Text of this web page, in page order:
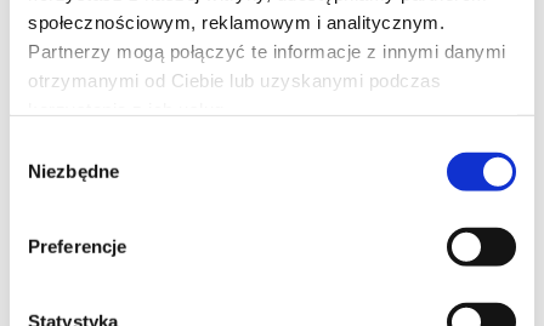
społecznościowym, reklamowym i analitycznym.
Partnerzy mogą połączyć te informacje z innymi danymi
otrzymanymi od Ciebie lub uzyskanymi podczas
zgody
Niezbędne
Preferencje
Statystyka
STRASZNY FILM - dubbing
Seria filmów Straszny Film (Scary Movie) została stworzona
przez Marlona Wayansa, Shawna Wayansa i Keenena Ivory’ego
Komedie z serii Straszny Film na początku lat 90-tych zarobiły na